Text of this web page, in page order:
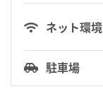
ネット環境
駐車場